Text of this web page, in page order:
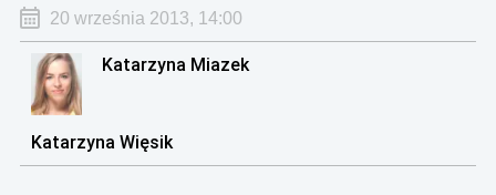
20 września 2013, 14:00
Katarzyna Miazek
Katarzyna Więsik